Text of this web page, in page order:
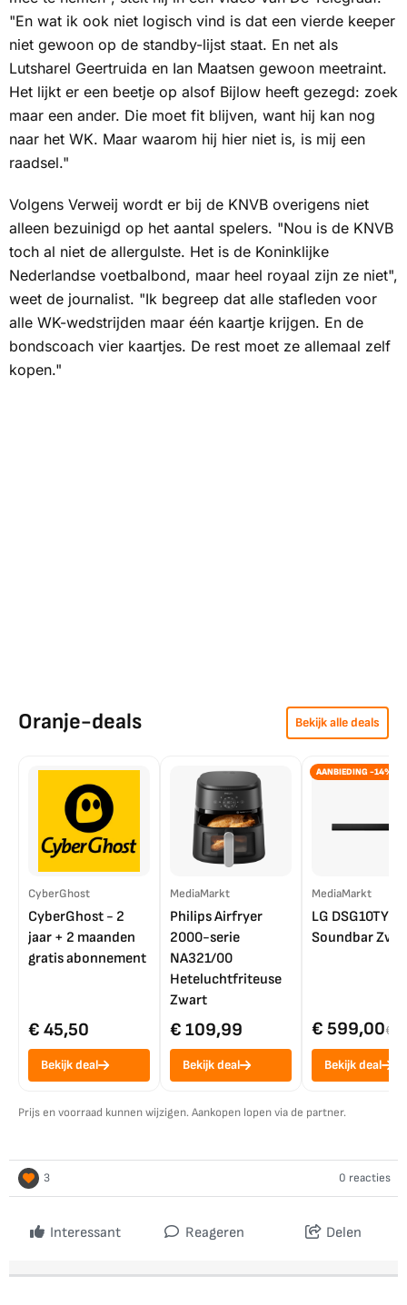
"En wat ik ook niet logisch vind is dat een vierde keeper
niet gewoon op de standby-lijst staat. En net als
Lutsharel Geertruida en Ian Maatsen gewoon meetraint.
Het lijkt er een beetje op alsof Bijlow heeft gezegd: zoek
maar een ander. Die moet fit blijven, want hij kan nog
naar het WK. Maar waarom hij hier niet is, is mij een
raadsel."
Volgens Verweij wordt er bij de KNVB overigens niet
alleen bezuinigd op het aantal spelers. "Nou is de KNVB
toch al niet de allergulste. Het is de Koninklijke
Nederlandse voetbalbond, maar heel royaal zijn ze niet",
weet de journalist. "Ik begreep dat alle stafleden voor
alle WK-wedstrijden maar één kaartje krijgen. En de
bondscoach vier kaartjes. De rest moet ze allemaal zelf
kopen."
Oranje-deals Bekijk alle deals
CyberGhost
CyberGhost - 2
jaar + 2 maanden
gratis abonnement
€ 45,50
Bekijk deal
MediaMarkt
Philips Airfryer
2000-serie
NA321/00
Heteluchtfriteuse
Zwart
€ 109,99
Bekijk deal
AANBIEDING -14%
MediaMarkt
LG DSG10TY
Soundbar
€ 599,00€
Bekijk deal
Prijs en voorraad kunnen wijzigen. Aankopen lopen via de partner.
3 0 reacties
Interessant Reageren Delen